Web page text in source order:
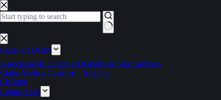
Pular
para
o
Sem
resultados
Cadernos Derby
Associação de Cultura e Desporto de Vale Travesso
Clube Atlético Ouriense – feminino
Ciclismo
Competições